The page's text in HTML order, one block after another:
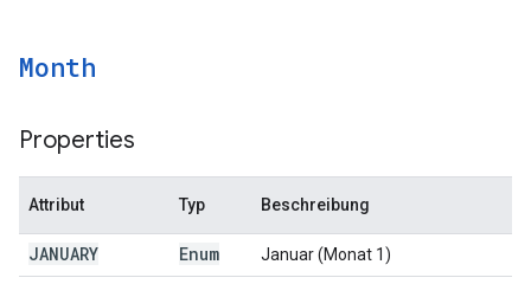
Month
Properties
Attribut Typ Beschreibung
JANUARY Enum Januar (Monat 1)